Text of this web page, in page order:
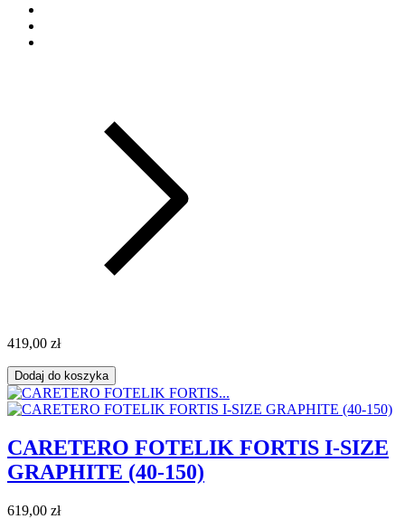
419,00 zł
Dodaj do koszyka
CARETERO FOTELIK FORTIS I-SIZE
GRAPHITE (40-150)
619,00 zł